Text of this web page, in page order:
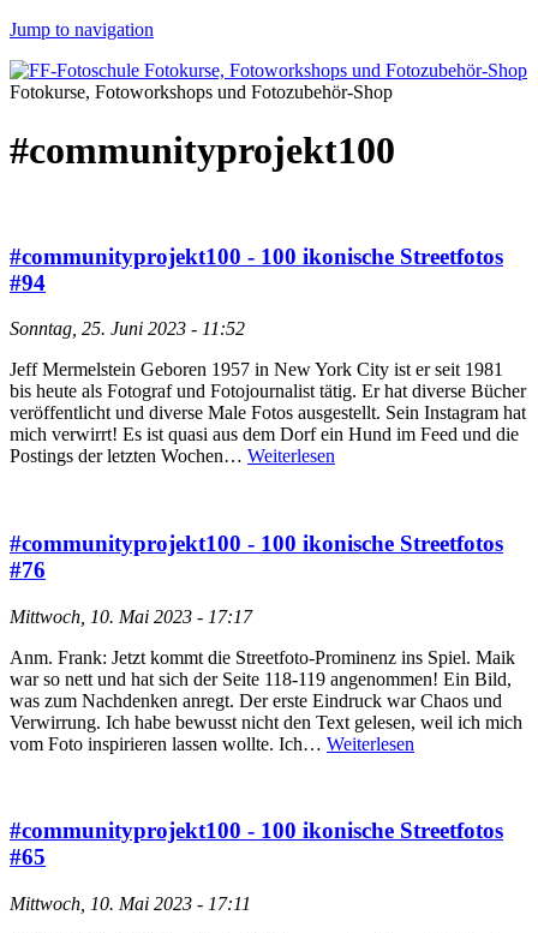
Jump to navigation
Fotokurse, Fotoworkshops und Fotozubehör-Shop
#communityprojekt100
#communityprojekt100 - 100 ikonische Streetfotos
#94
Sonntag, 25. Juni 2023 - 11:52
Jeff Mermelstein Geboren 1957 in New York City ist er seit 1981
bis heute als Fotograf und Fotojournalist tätig. Er hat diverse Bücher
veröffentlicht und diverse Male Fotos ausgestellt. Sein Instagram hat
mich verwirrt! Es ist quasi aus dem Dorf ein Hund im Feed und die
Postings der letzten Wochen… Weiterlesen
#communityprojekt100 - 100 ikonische Streetfotos
#76
Mittwoch, 10. Mai 2023 - 17:17
Anm. Frank: Jetzt kommt die Streetfoto-Prominenz ins Spiel. Maik
war so nett und hat sich der Seite 118-119 angenommen! Ein Bild,
was zum Nachdenken anregt. Der erste Eindruck war Chaos und
Verwirrung. Ich habe bewusst nicht den Text gelesen, weil ich mich
vom Foto inspirieren lassen wollte. Ich… Weiterlesen
#communityprojekt100 - 100 ikonische Streetfotos
#65
Mittwoch, 10. Mai 2023 - 17:11